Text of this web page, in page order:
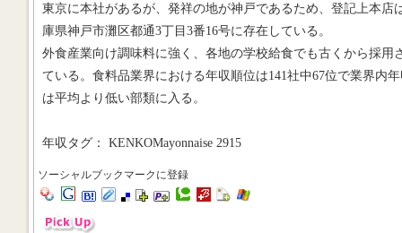
東京に本社があるが、発祥の地が神戸であるため、登記上本店
庫県神戸市灘区都通3丁目3番16号に存在している。
外食産業向け調味料に強く、各地の学校給食でも古くから採用
ている。食料品業界における年収順位は141社中67位で業界内
は平均より低い部類に入る。
年収タグ： KENKOMayonnaise 2915
ソーシャルブックマークに登録